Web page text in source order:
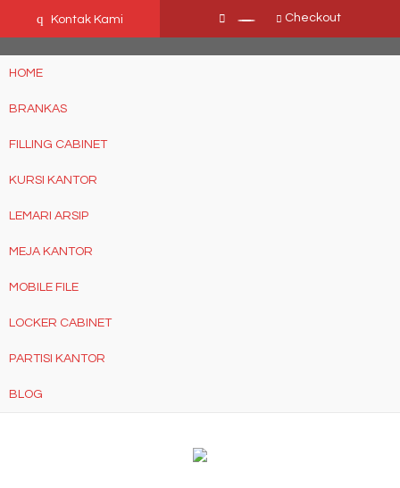
q Kontak Kami Checkout
HOME
BRANKAS
FILLING CABINET
KURSI KANTOR
LEMARI ARSIP
MEJA KANTOR
MOBILE FILE
LOCKER CABINET
PARTISI KANTOR
BLOG